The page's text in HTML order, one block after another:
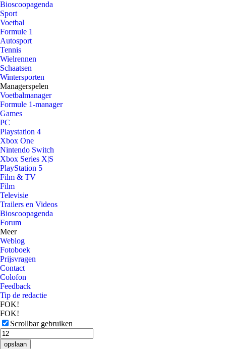
Bioscoopagenda
Sport
Voetbal
Formule 1
Autosport
Tennis
Wielrennen
Schaatsen
Wintersporten
Managerspelen
Voetbalmanager
Formule 1-manager
Games
PC
Playstation 4
Xbox One
Nintendo Switch
Xbox Series X|S
PlayStation 5
Film & TV
Film
Televisie
Trailers en Videos
Bioscoopagenda
Forum
Meer
Weblog
Fotoboek
Prijsvragen
Contact
Colofon
Feedback
Tip de redactie
FOK!
FOK!
Scrollbar gebruiken
opslaan